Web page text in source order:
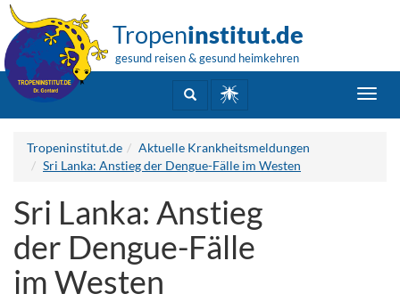
Tropeninstitut.de
gesund reisen & gesund heimkehren
Tropeninstitut.de
Aktuelle Krankheitsmeldungen
Sri Lanka: Anstieg der Dengue-Fälle im Westen
Sri Lanka: Anstieg
der Dengue-Fälle
im Westen